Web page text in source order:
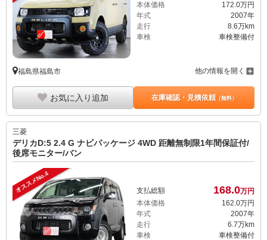
本体価格
172.0万円
年式
2007年
走行
8.6万km
車検
車検整備付
福島県福島市 他の情報を開く
お気に入り追加 在庫確認・見積依頼（無料）
三菱
デリカD:5 2.4 G ナビパッケージ 4WD 距離無制限1年間保証付/
後席モニター/バン
オススメNo.4 支払総額 168.0万円
本体価格
162. 0万円
年式
2007年
走行
6.7万km
車検
車検整備付